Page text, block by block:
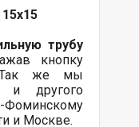
трубу
кнопку
же мы
и другого
и Москве.